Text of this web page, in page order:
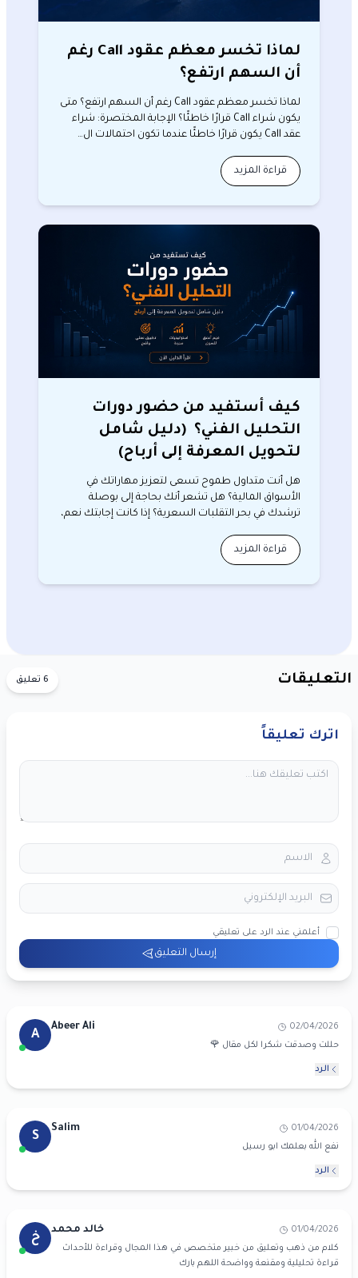
لماذا تخسر معظم عقود Call رغم
أن السهم ارتفع؟
لماذا تخسر معظم عقود Call رغم أن السهم ارتفع؟ متى
يكون شراء Call قرارًا خاطئًا؟ الإجابة المختصرة: شراء
عقد Call يكون قرارًا خاطئًا عندما تكون احتمالات ال…
قراءة المزيد
كيف أستفيد من حضور دورات
التحليل الفني؟ (دليل شامل
لتحويل المعرفة إلى أرباح)
هل أنت متداول طموح تسعى لتعزيز مهاراتك في
الأسواق المالية؟ هل تشعر أنك بحاجة إلى بوصلة
ترشدك في بحر التقلبات السعرية؟ إذا كانت إجابتك نعم،
قراءة المزيد
التعليقات 6 تعليق
اترك تعليقاً
أعلمني عند الرد على تعليقي
إرسال التعليق
A
02/04/2026
Abeer Ali
حللت وصدقت شكرا لكل مقال 🌹
الرد
S
01/04/2026
Salim
نفع الله بعلمك ابو رسيل
الرد
خ
01/04/2026 خالد محمد
كلام من ذهب وتعليق من خبير متخصص في هذا المجال وقراءة للأحداث
قراءة تحليلية ومقنعة وواضحة اللهم بارك